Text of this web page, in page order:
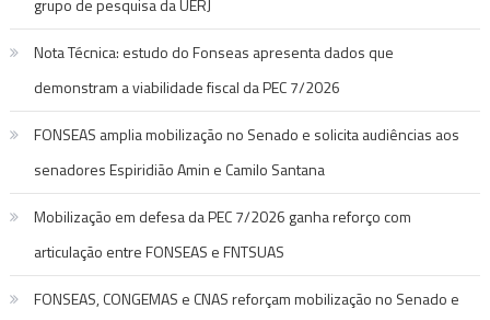
grupo de pesquisa da UERJ
Nota Técnica: estudo do Fonseas apresenta dados que
demonstram a viabilidade fiscal da PEC 7/2026
FONSEAS amplia mobilização no Senado e solicita audiências aos
senadores Espiridião Amin e Camilo Santana
Mobilização em defesa da PEC 7/2026 ganha reforço com
articulação entre FONSEAS e FNTSUAS
FONSEAS, CONGEMAS e CNAS reforçam mobilização no Senado e